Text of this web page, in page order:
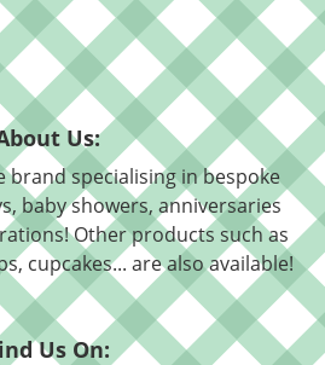
Us:
brand specialising in bespoke
baby showers, anniversaries
Other products such as
cupcakes... are also available!
Us On: